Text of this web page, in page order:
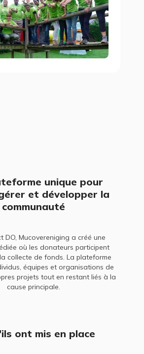
unique pour
et développer la
communauté
DO, Mucovereniging a créé une
où les donateurs participent
collecte de fonds. La plateforme
équipes et organisations de
projets tout en restant liés à la
cause principale.
ont mis en place